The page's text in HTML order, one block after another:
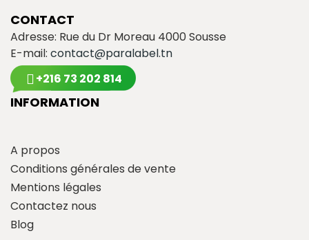
CONTACT
Adresse: Rue du Dr Moreau 4000 Sousse
E-mail: contact@paralabel.tn
+216 73 202 814
INFORMATION
A propos
Conditions générales de vente
Mentions légales
Contactez nous
Blog